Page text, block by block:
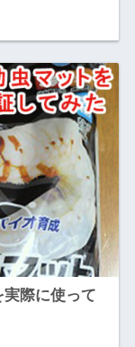
際に使って